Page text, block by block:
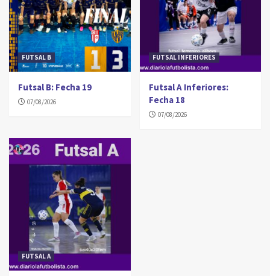
FUTSAL B
Futsal B: Fecha 19
07/08/2026
FUTSAL INFERIORES
Futsal A Inferiores:
Fecha 18
07/08/2026
FUTSAL A